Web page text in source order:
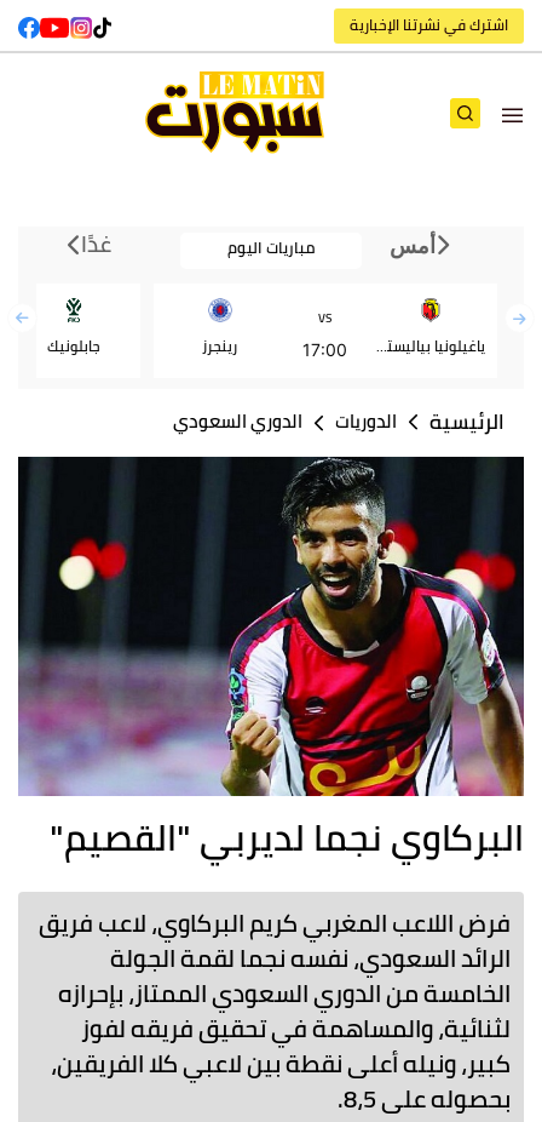
اشترك في نشرتنا الإخبارية
أمس مباريات اليوم غدًا
ياغيلونيا بياليستوك
VS
17:00 رينجرز جابلونيك
الرئيسية الدوريات الدوري السعودي
البركاوي نجما لديربي "القصيم"
فرض اللاعب المغربي كريم البركاوي، لاعب فريق
الرائد السعودي، نفسه نجما لقمة الجولة
الخامسة من الدوري السعودي الممتاز، بإحرازه
لثنائية، والمساهمة في تحقيق فريقه لفوز
كبير، ونيله أعلى نقطة بين لاعبي كلا الفريقين،
بحصوله على 8،5.